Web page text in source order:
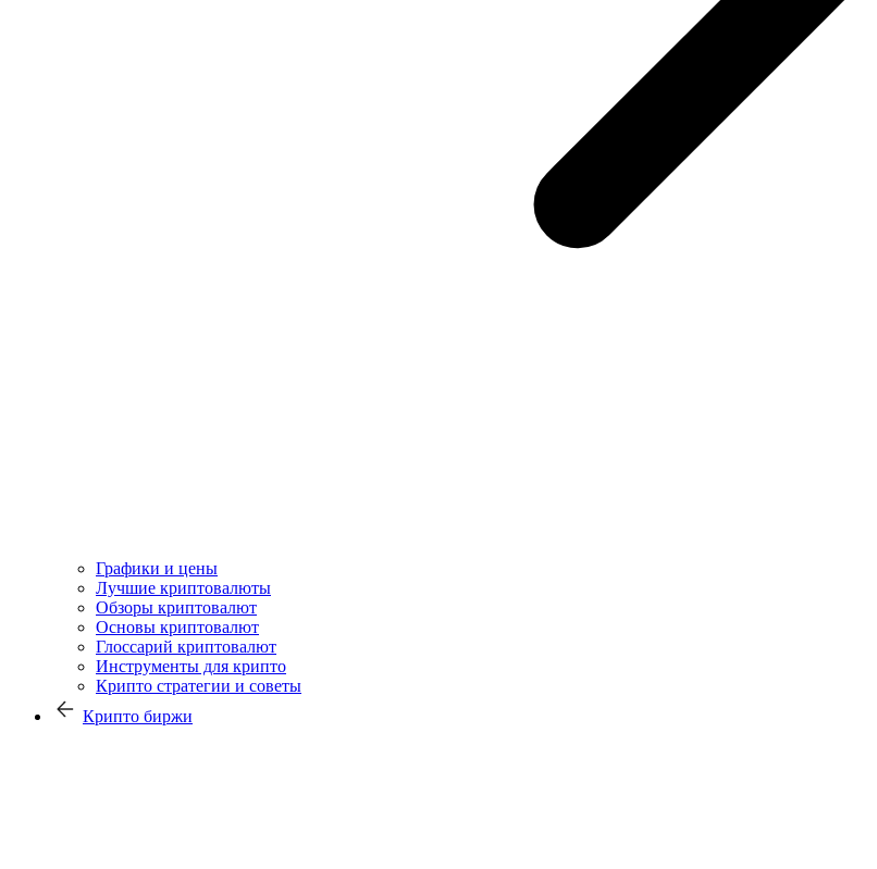
Графики и цены
Лучшие криптовалюты
Обзоры криптовалют
Основы криптовалют
Глоссарий криптовалют
Инструменты для крипто
Крипто стратегии и советы
Крипто биржи